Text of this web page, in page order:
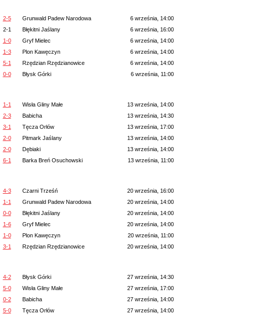
2-5 Grunwald Padew Narodowa
6 września, 14:00
2-1 Błękitni Jaślany
6 września, 16:00
1-0 Gryf Mielec
6 września, 14:00
1-3 Plon Kawęczyn
6 września, 14:00
5-1 Rzędzian Rzędzianowice
6 września, 14:00
0-0 Błysk Górki 6 września, 11:00
1-1 Wisła Gliny Małe
13 września, 14:00
2-3 Babicha
13 września, 14:30
3-1 Tęcza Orłów
13 września, 17:00
2-0 Pitmark Jaślany
13 września, 14:00
2-0 Dębiaki
13 września, 14:00
6-1 Barka Breń Osuchowski 13 września, 11:00
4-3 Czarni Trześń
20 września, 16:00
1-1 Grunwald Padew Narodowa
20 września, 14:00
0-0 Błękitni Jaślany
20 września, 14:00
1-6 Gryf Mielec
20 września, 14:00
1-0 Plon Kawęczyn
20 września, 11:00
3-1 Rzędzian Rzędzianowice 20 września, 14:00
4-2 Błysk Górki
27 września, 14:30
5-0 Wisła Gliny Małe
27 września, 17:00
0-2 Babicha
27 września, 14:00
5-0 Tęcza Orłów
27 września, 14:00